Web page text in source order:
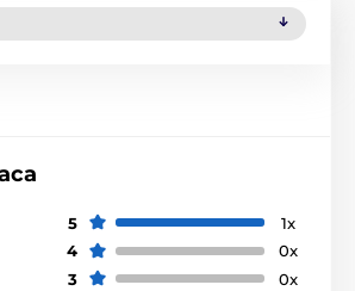
5
1x
4
0x
3
0x